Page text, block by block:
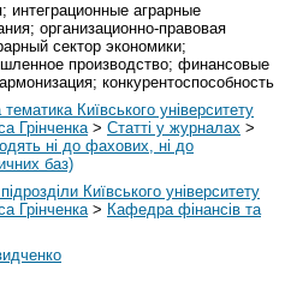
интеграционные аграрные
организационно-правовая
сектор экономики;
производство; финансовые
конкурентоспособность
тематика Київського університету
Грінченка> Статті у журналах >
ні до фахових, ні до
баз)
Київського університету
Грінченка> Кафедра фінансів та